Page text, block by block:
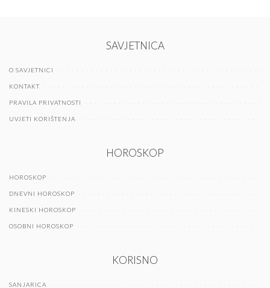
SAVJETNICA
O SAVJETNICI
KONTAKT
PRAVILA PRIVATNOSTI
UVJETI KORIŠTENJA
HOROSKOP
HOROSKOP
DNEVNI HOROSKOP
KINESKI HOROSKOP
OSOBNI HOROSKOP
KORISNO
SANJARICA